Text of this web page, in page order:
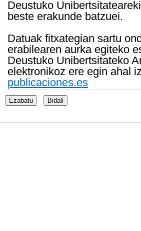
Deustuko
beste erakunde batzuei.
Datuak fitxategian sartu
erabilearen aurka egiteko
Deustuko Unibertsitateko
elektronikoz ere egin ahal
publicaciones.es
Ezabatu Bidali